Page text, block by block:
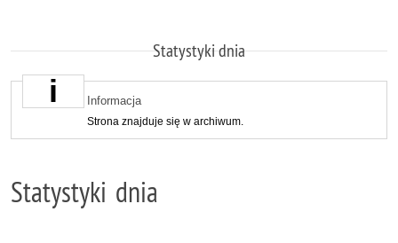
Statystyki dnia
Informacja
Strona znajduje się w archiwum.
Statystyki dnia